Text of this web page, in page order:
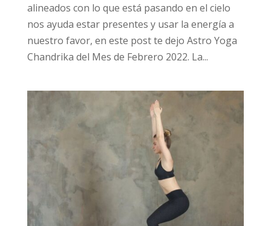
alineados con lo que está pasando en el cielo
nos ayuda estar presentes y usar la energía a
nuestro favor, en este post te dejo Astro Yoga
Chandrika del Mes de Febrero 2022. La...